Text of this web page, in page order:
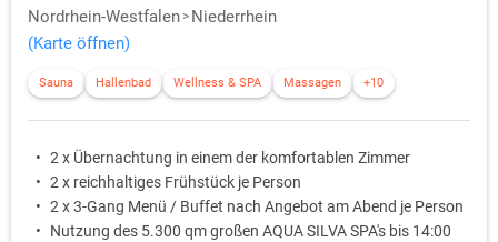
Nordrhein-Westfalen
Niederrhein
(Karte öffnen)
Sauna Hallenbad Wellness & SPA Massagen +10
2 x Übernachtung in einem der komfortablen Zimmer
2 x reichhaltiges Frühstück je Person
2 x 3-Gang Menü / Buffet nach Angebot am Abend je Person
Nutzung des 5.300 qm großen AQUA SILVA SPA's bis 14:00